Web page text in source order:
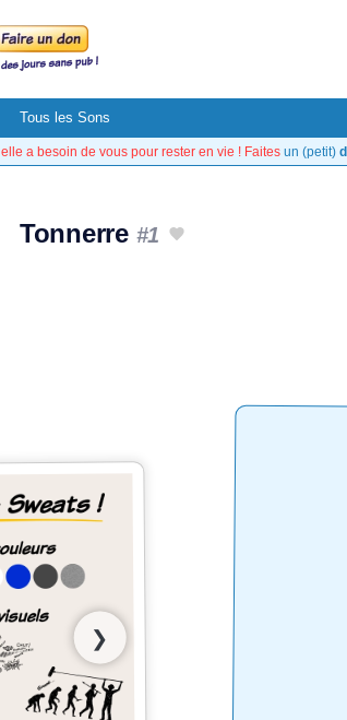
Tous les Sons
elle a besoin de vous pour rester en vie ! Faites un (petit)
Tonnerre #1
❯